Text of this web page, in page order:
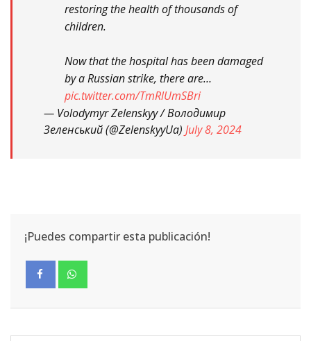
restoring the health of thousands of
children.
Now that the hospital has been damaged
by a Russian strike, there are…
pic.twitter.com/TmRlUmSBri
— Volodymyr Zelenskyy / Володимир
Зеленський (@ZelenskyyUa) July 8, 2024
¡Puedes compartir esta publicación!